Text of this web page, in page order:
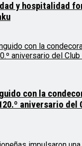
y hospitalidad
con la
aniversario del